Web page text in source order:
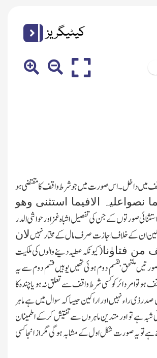
کیٹیگریز
واقف میں داخل۔اس صورت میں جو شرط واقف کا مقتضی ہو
نصواعلیہ الافیما استثنی وھو
صورتوں کے جن کی تفصیل اشباہ غمز اور حواشی الدر
ان کے خلاف اجازت صرف مال کے مختار نہیںلان
من فتاوٰنا(کیونکہ عطیہ دینے والوں کی ملکیت
ملتحق بقسم دوم ہوئی تھیں یوہیں قسم دوم سے یہ
امر دائر کو کسی شرط واقف سے تعلق نہ ہو یا چندہ کا
ذی راء نہیں اور اراکین جیسا کہ سوال میں ہے ماہر
ہے تو اور متدین ماہروں سےتفتیش کرکے اطمینان
تو یہ صورت شکل اول کے مشابہ ہوگی مگر از انجا کسی